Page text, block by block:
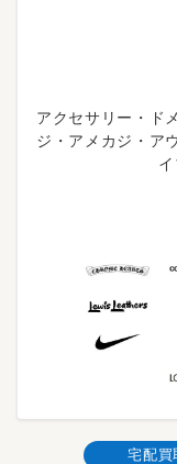
アクセサリー・ド
ジ・アメカジ・ア
宅配買